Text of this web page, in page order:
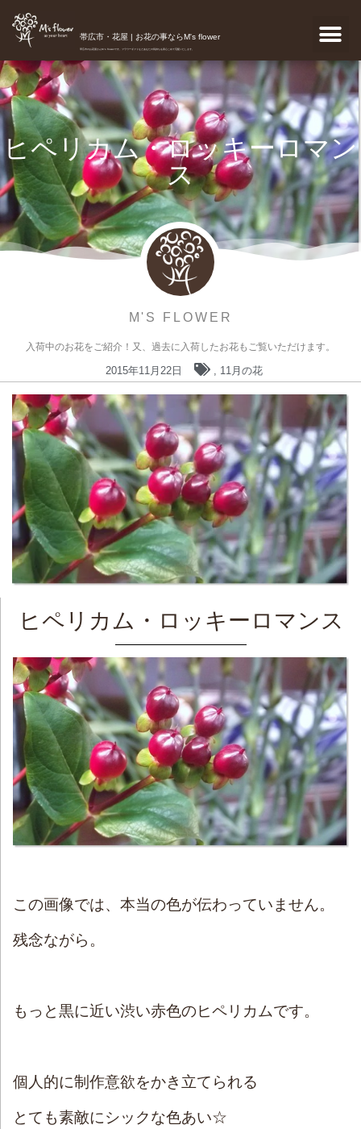
帯広市・花屋 | お花の事ならM's flower
帯広市のお花屋さんM's flowerです。フラワーギフトなどあなたの気持ちを真心こめて宅配いたします。
ヒペリカム・ロッキーロマン
ス
M'S FLOWER
入荷中のお花をご紹介！又、過去に入荷したお花もご覧いただけます。
2015年11月22日 , 11月の花
ヒペリカム・ロッキーロマンス
この画像では、本当の色が伝わっていません。
残念ながら。
もっと黒に近い渋い赤色のヒペリカムです。
個人的に制作意欲をかき立てられる
とても素敵にシックな色あい☆